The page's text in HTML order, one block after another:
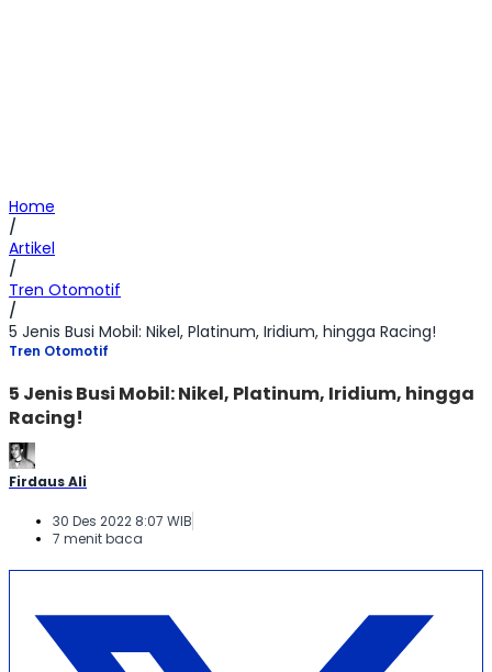
Home
/
Artikel
/
Tren Otomotif
/
5 Jenis Busi Mobil: Nikel, Platinum, Iridium, hingga Racing!
Tren Otomotif
5 Jenis Busi Mobil: Nikel, Platinum, Iridium, hingga
Racing!
Firdaus Ali
30 Des 2022 8:07 WIB
7 menit baca